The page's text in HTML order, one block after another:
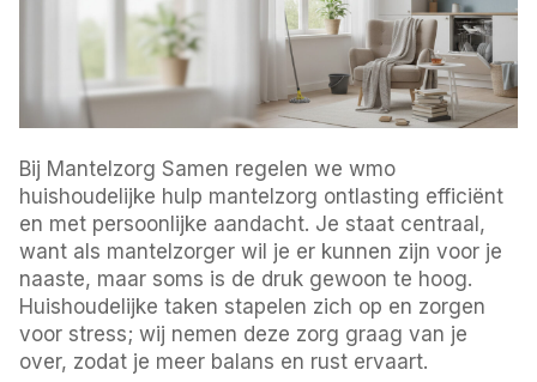
Bij Mantelzorg Samen regelen we wmo
huishoudelijke hulp mantelzorg ontlasting efficiënt
en met persoonlijke aandacht. Je staat centraal,
want als mantelzorger wil je er kunnen zijn voor je
naaste, maar soms is de druk gewoon te hoog.
Huishoudelijke taken stapelen zich op en zorgen
voor stress; wij nemen deze zorg graag van je
over, zodat je meer balans en rust ervaart.